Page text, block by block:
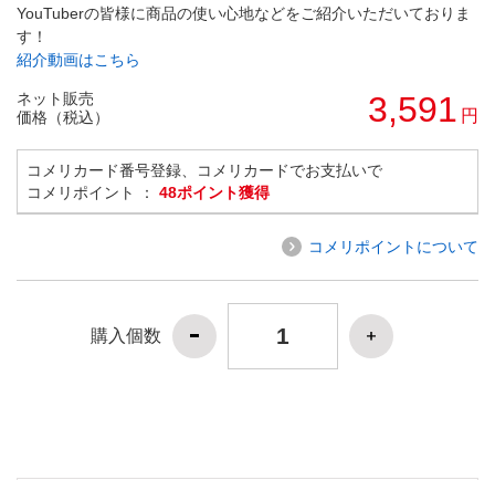
YouTuberの皆様に商品の使い心地などをご紹介いただいておりま
す！
紹介動画はこちら
ネット販売
価格（税込）
3,591 円
コメリカード番号登録、コメリカードでお支払いで
コメリポイント ： 48ポイント獲得
コメリポイントについて
購入個数